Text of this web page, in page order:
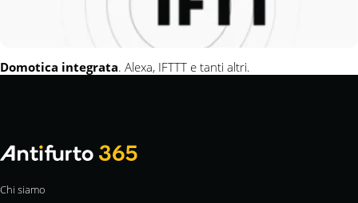
Domotica integrata. Alexa, IFTTT e tanti altri.
Chi siamo